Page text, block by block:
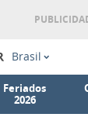
Brasil
Feriados
2026